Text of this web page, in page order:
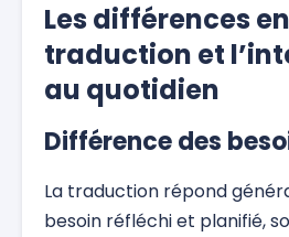
Les différences
traduction et
au quotidien
Différence des
La traduction répond
besoin réfléchi et planifié,